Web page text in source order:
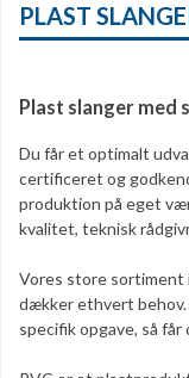
PLAST
Plast slanger med
Du får et optimalt
certificeret og
produktion på eget
kvalitet, teknisk
Vores store sortiment
dækker ethvert
specifik opgave, så